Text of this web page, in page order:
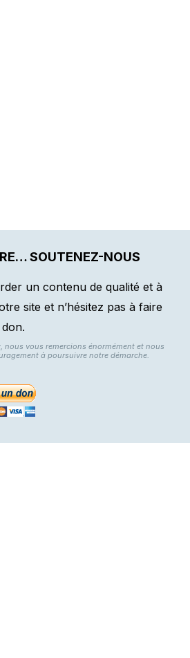
SOUTENEZ-NOUS
un contenu de qualité et à
site et n’hésitez pas à faire
vous remercions énormément et nous
à poursuivre notre démarche.